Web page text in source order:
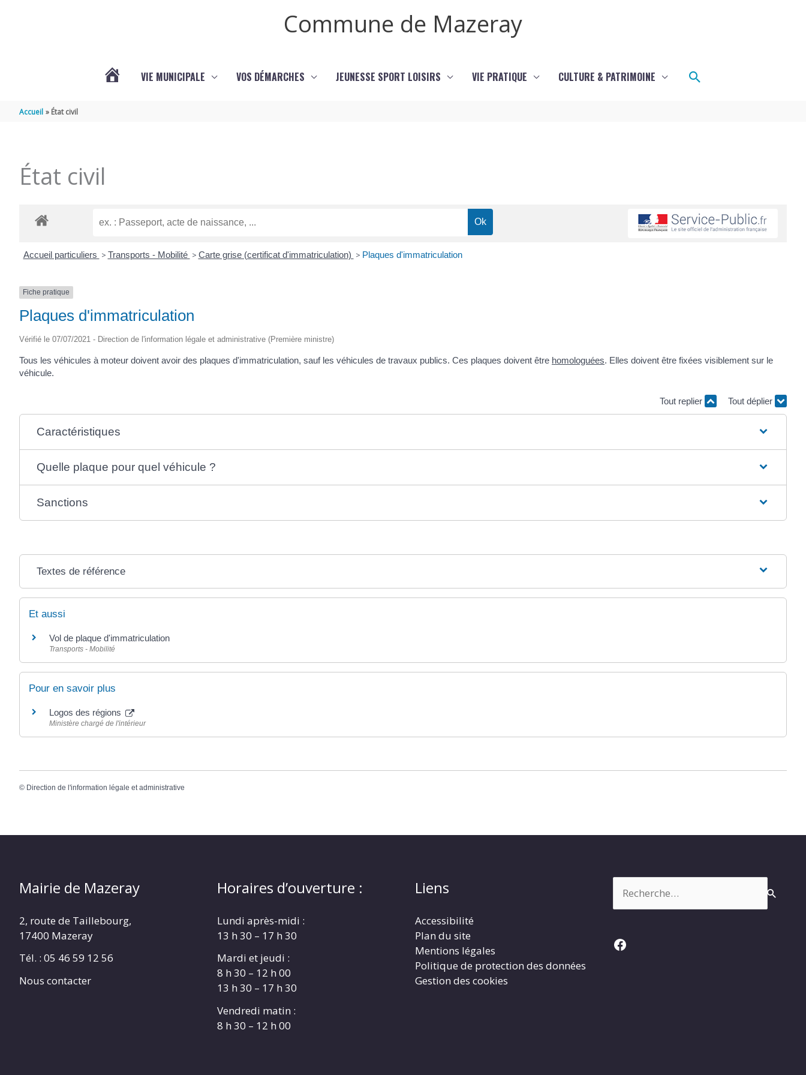
Commune de Mazeray
MAZERAY
VIE MUNICIPALE VOS DÉMARCHES JEUNESSE SPORT LOISIRS VIE PRATIQUE CULTURE & PATRIMOINE Rechercher
Accueil État civil
État civil
Accueil particuliers > Transports - Mobilité > Carte grise (certificat d'immatriculation) > Plaques d'immatriculation
Fiche pratique
Plaques d'immatriculation
Vérifié le 07/07/2021 - Direction de l'information légale et administrative (Première ministre)
Tous les véhicules à moteur doivent avoir des plaques d'immatriculation, sauf les véhicules de travaux publics. Ces plaques doivent être homologuées. Elles doivent être fixées visiblement sur le
véhicule.
Tout replier Tout déplier
Caractéristiques
Quelle plaque pour quel véhicule ?
Sanctions
Textes de référence
Et aussi
Vol de plaque d'immatriculation
Transports - Mobilité
Pour en savoir plus
Logos des régions
Ministère chargé de l'intérieur
© Direction de l'information légale et administrative
Mairie de Mazeray
2, route de Taillebourg,
17400 Mazeray
Tél. : 05 46 59 12 56
Nous contacter
Horaires d’ouverture :
Lundi après-midi :
13 h 30 – 17 h 30
Mardi et jeudi :
8 h 30 – 12 h 00
13 h 30 – 17 h 30
Vendredi matin :
8 h 30 – 12 h 00
Liens
Accessibilité
Plan du site
Mentions légales
Politique de protection des données
Gestion des cookies
Facebook